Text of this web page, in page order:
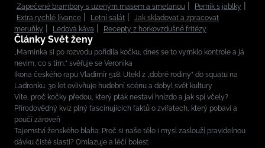
Zapečené brambory s uzeným masem a smetanou
Perník s jablky
Extra rychlé lívance
Letní salát
Jak skladovat a zpracovat
meruňky
Ledová káva Recepty z horkovzdušné fritézy
Články Svět ženy
„Maminka si po rozvodu pořídila kočku, dnes se to vymklo kontrole a já
nevím, co s tím,“ svěřuje se Veronika
Ikona českého rapu Vladimír 518: Utekl z „dobré rodiny“ do squatu na
Ladronku. 30 let ovlivňuje hudební scénu a dobyl svět kultury
Víte, proč kočky předou, který pták nestaví hnízdo a jak spí včely?
Přírodovědný kvíz plný fascinujících faktů o zvířatech, který pobaví a
poučí zároveň
Tajemství ženského blaha: Proč si naše tělo i mysl zaslouží pravidelnou
dávku čisté slasti? Omlazuje a léčí bolest